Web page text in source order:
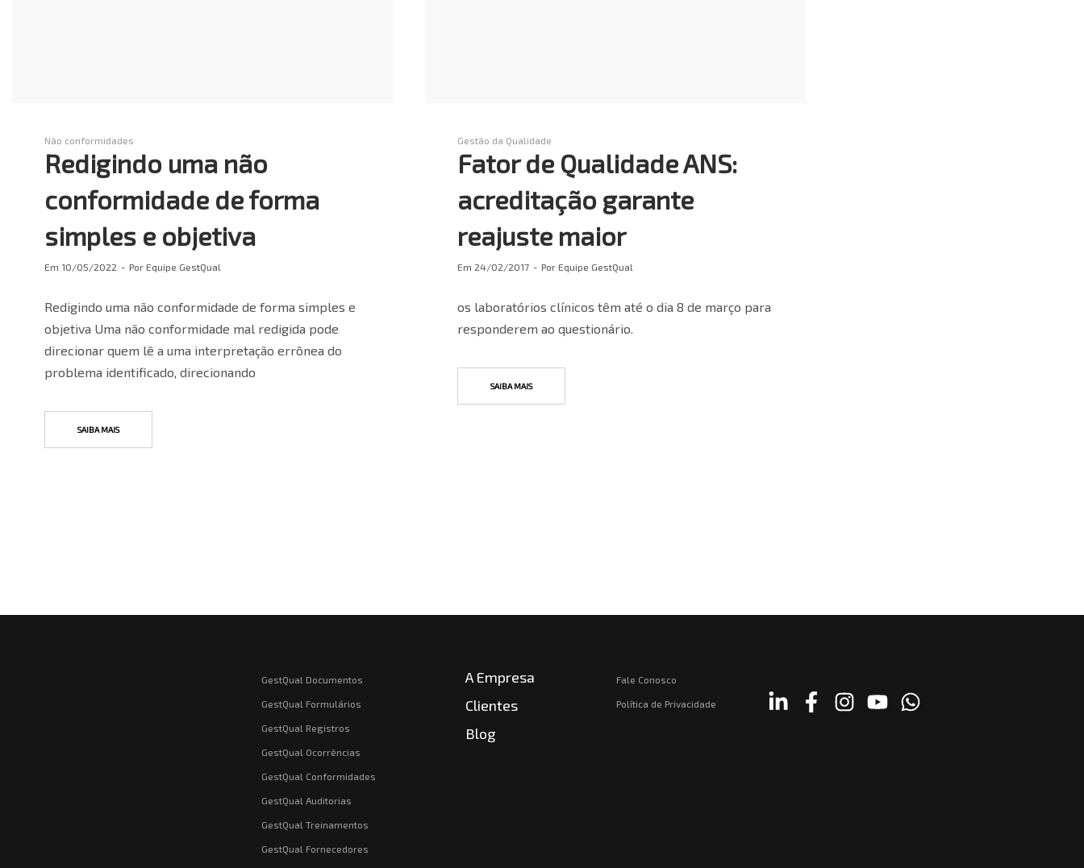
Não conformidades
Redigindo uma não
conformidade de forma
simples e objetiva
Em 10/05/2022 Por Equipe GestQual
Redigindo uma não conformidade de forma simples e
objetiva Uma não conformidade mal redigida pode
direcionar quem lê a uma interpretação errônea do
problema identificado, direcionando
SAIBA MAIS
Gestão da Qualidade
Fator de Qualidade ANS:
acreditação garante
reajuste maior
Em 24/02/2017 Por Equipe GestQual
os laboratórios clínicos têm até o dia 8 de março para
responderem ao questionário.
SAIBA MAIS
GestQual Documentos
GestQual Formulários
GestQual Registros
GestQual Ocorrências
GestQual Conformidades
GestQual Auditorias
GestQual Treinamentos
GestQual Fornecedores
A Empresa
Clientes
Blog
Fale Conosco
Política de Privacidade